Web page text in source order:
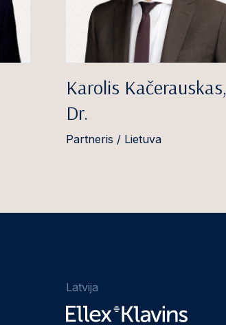
Karolis Kačerauskas,
Dr.
Partneris / Lietuva
Latvija